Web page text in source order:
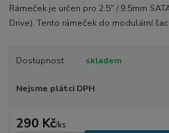
Rámeček je určen pro 2.5" / 9.5mm
Drive). Tento rámeček do modulární
Dostupnost skladem
Nejsme plátci DPH
290 Kč/ks